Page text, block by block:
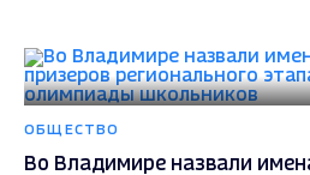
ОБЩЕСТВО
Во Владимире назвали